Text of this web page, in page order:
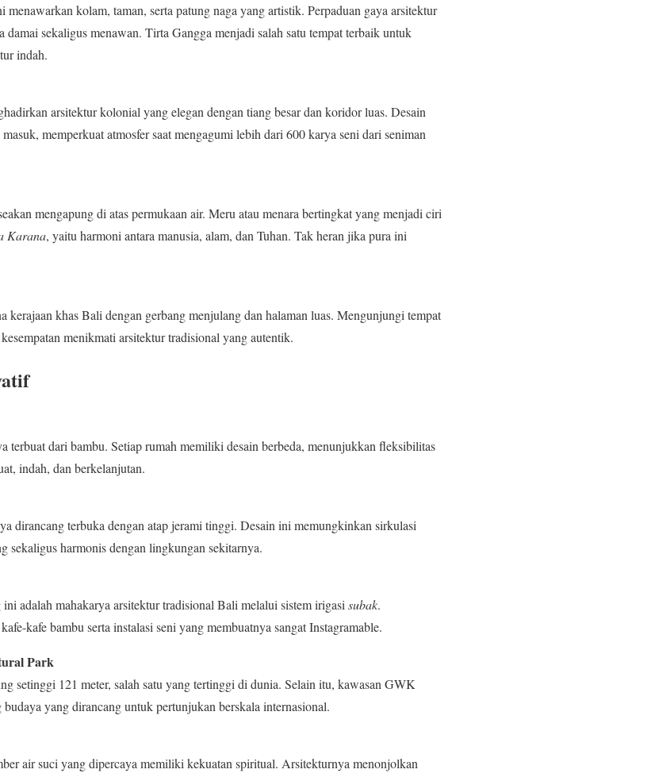
menawarkan kolam, taman, serta patung naga yang artistik. Perpaduan gaya arsitektur
sekaligus menawan. Tirta Gangga menjadi salah satu tempat terbaik untuk
indah.
arsitektur kolonial yang elegan dengan tiang besar dan koridor luas. Desain
memperkuat atmosfer saat mengagumi lebih dari 600 karya seni dari seniman
mengapung di atas permukaan air. Meru atau menara bertingkat yang menjadi ciri
Karana, yaitu harmoni antara manusia, alam, dan Tuhan. Tak heran jika pura ini
kerajaan khas Bali dengan gerbang menjulang dan halaman luas. Mengunjungi tempat
menikmati arsitektur tradisional yang autentik.
terbuat dari bambu. Setiap rumah memiliki desain berbeda, menunjukkan fleksibilitas
indah, dan berkelanjutan.
dirancang terbuka dengan atap jerami tinggi. Desain ini memungkinkan sirkulasi
sekaligus harmonis dengan lingkungan sekitarnya.
adalah mahakarya arsitektur tradisional Bali melalui sistem irigasisubak.
kafe bambu serta instalasi seni yang membuatnya sangat Instagramable.
Park
setinggi 121 meter, salah satu yang tertinggi di dunia. Selain itu, kawasan GWK
yang dirancang untuk pertunjukan berskala internasional.
air suci yang dipercaya memiliki kekuatan spiritual. Arsitekturnya menonjolkan